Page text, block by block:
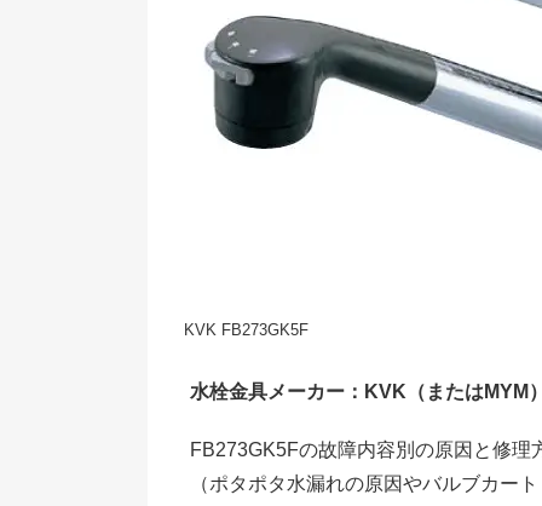
KVK FB273GK5F
水栓金具メーカー：KVK（またはMYM
FB273GK5Fの故障内容別の原因と修理
（ポタポタ水漏れの原因やバルブカー